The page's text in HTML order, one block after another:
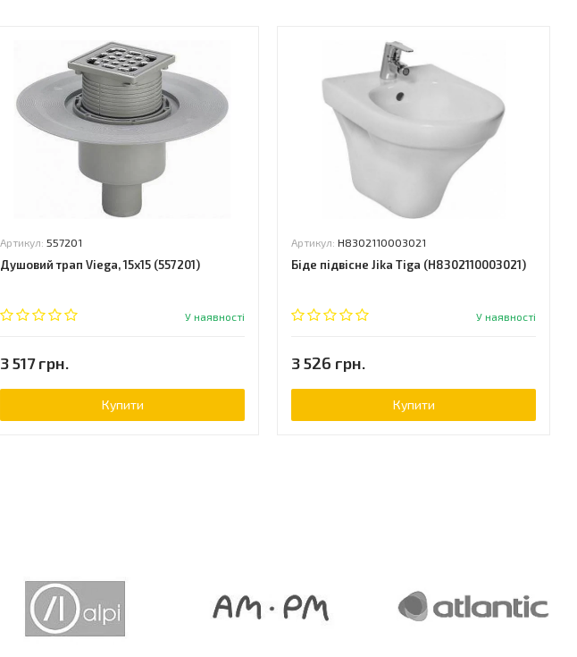
Артикул: 557201
Душовий трап Viega, 15x15 (557201)
У наявності
3 517 грн.
Купити
Артикул: H8302110003021
Біде підвісне Jika Tiga (H8302110003021)
У наявності
3 526 грн.
Купити